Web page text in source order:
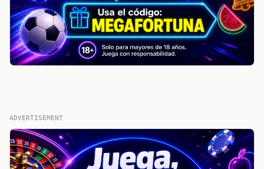
ADVERTISEMENT